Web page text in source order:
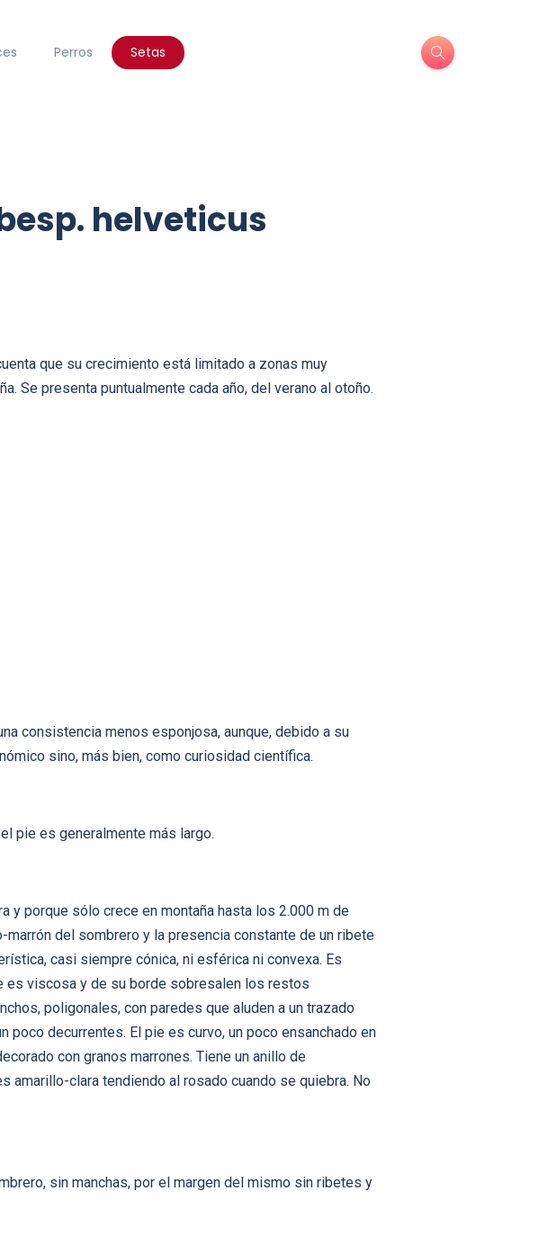
Perros Setas
helveticus
que su crecimiento está limitado a zonas muy
Se presenta puntualmente cada año, del verano al otoño.
consistencia menos esponjosa, aunque, debido a su
sino, más bien, como curiosidad científica.
pie es generalmente más largo.
y porque sólo crece en montaña hasta los 2.000 m de
del sombrero y la presencia constante de un ribete
casi siempre cónica, ni esférica ni convexa. Es
es viscosa y de su borde sobresalen los restos
poligonales, con paredes que aluden a un trazado
decurrentes. El pie es curvo, un poco ensanchado en
con granos marrones. Tiene un anillo de
amarillo-clara tendiendo al rosado cuando se quiebra. No
sin manchas, por el margen del mismo sin ribetes y